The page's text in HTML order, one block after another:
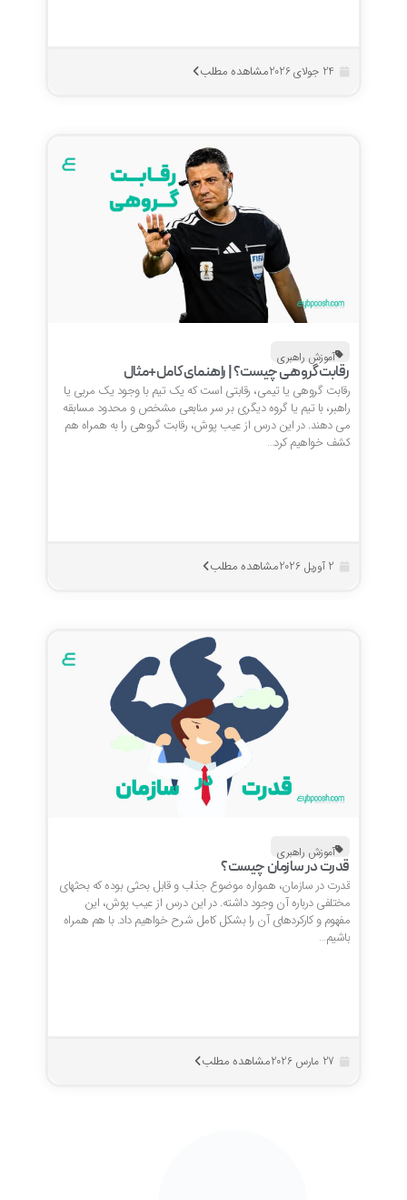
24 جولای 2026 مشاهده مطلب
آموزش راهبری
رقابت گروهی چیست؟ | راهنمای کامل+مثال
رقابت گروهی یا تیمی، رقابتی است که یک تیم با وجود یک مربی یا
راهبر، با تیم یا گروه دیگری بر سر منابعی مشخص و محدود مسابقه
می دهند. در این درس از عیب پوش، رقابت گروهی را به همراه هم
کشف خواهیم کرد…
مشاهده مطلب
آموزش راهبری
قدرت در سازمان چیست؟
قدرت در سازمان، همواره موضوع جذاب و قابل بحثی بوده که بحثهای
مختلفی درباره آن وجود داشته. در این درس از عیب پوش، این
مفهوم و کارکردهای آن را بشکل کامل شرح خواهیم داد. با هم همراه
باشیم…
27 مارس 2026 مشاهده مطلب